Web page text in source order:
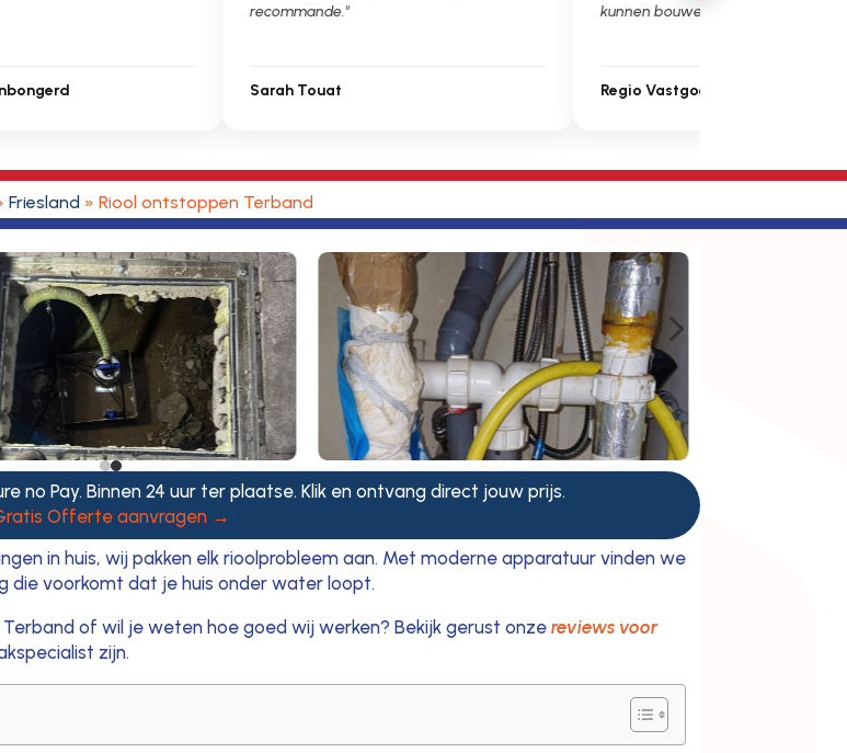
recommande."
Sarah Touat
kunnen bouwen. Ga zo door!"
Regio Vastgoedbeheer
Friesland » Riool ontstoppen Terband
5
no Pay. Binnen 24 uur ter plaatse. Klik en ontvang direct jouw prijs.
Offerte aanvragen →
in huis, wij pakken elk rioolprobleem aan. Met moderne apparatuur vinden we
die voorkomt dat je huis onder water loopt.
of wil je weten hoe goed wij werken? Bekijk gerust onzereviews voor
zijn.